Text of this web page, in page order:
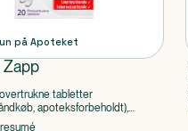
på Apoteket
Zapp
tabletter
apoteksforbeholdt),